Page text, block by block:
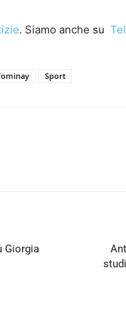
. Siamo anche su
Sport
Giorgia